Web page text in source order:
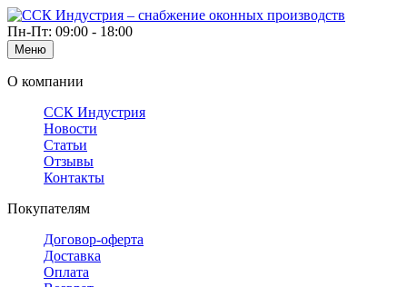
Пн-Пт: 09:00 - 18:00
Меню
О компании
ССК Индустрия
Новости
Статьи
Отзывы
Контакты
Покупателям
Договор-оферта
Доставка
Оплата